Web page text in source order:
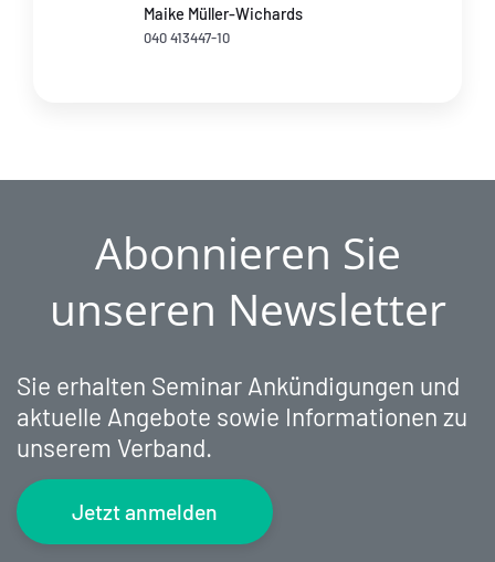
Maike Müller-Wichards
040 413447-10
Abonnieren Sie
unseren Newsletter
Sie erhalten Seminar Ankündigungen und
aktuelle Angebote sowie Informationen zu
unserem Verband.
Jetzt anmelden